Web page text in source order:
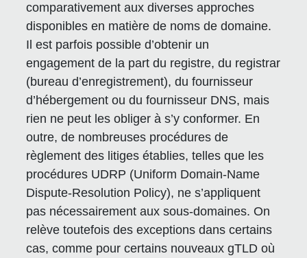
comparativement aux diverses approches
disponibles en matière de noms de domaine.
Il est parfois possible d’obtenir un
engagement de la part du registre, du registrar
(bureau d’enregistrement), du fournisseur
d’hébergement ou du fournisseur DNS, mais
rien ne peut les obliger à s’y conformer. En
outre, de nombreuses procédures de
règlement des litiges établies, telles que les
procédures UDRP (Uniform Domain-Name
Dispute-Resolution Policy), ne s’appliquent
pas nécessairement aux sous-domaines. On
relève toutefois des exceptions dans certains
cas, comme pour certains nouveaux gTLD où